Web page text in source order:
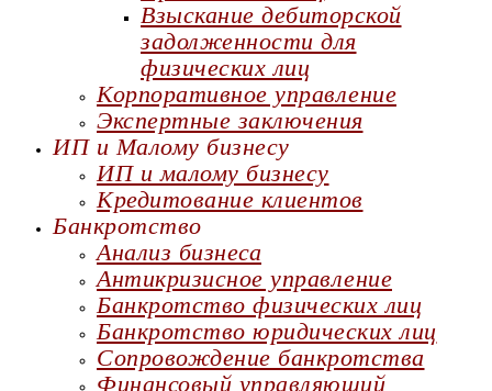
Взыскание дебиторской
задолженности для
физических лиц
Корпоративное управление
Экспертные заключения
ИП и Малому бизнесу
ИП и малому бизнесу
Кредитование клиентов
Банкротство
Анализ бизнеса
Антикризисное управление
Банкротство физических лиц
Банкротство юридических лиц
Сопровождение банкротства
Финансовый управляющий